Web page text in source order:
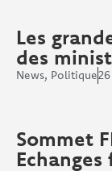
Les
des
News, Politique
Sommet